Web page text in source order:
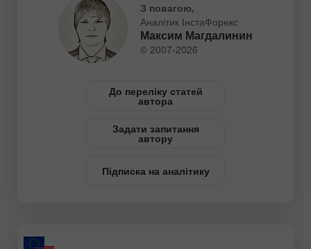
З повагою,
Аналітик ІнстаФорекс
Максим Магдалинин
© 2007-2026
До переліку статей
автора
Задати запитання
автору
Підписка на аналітику